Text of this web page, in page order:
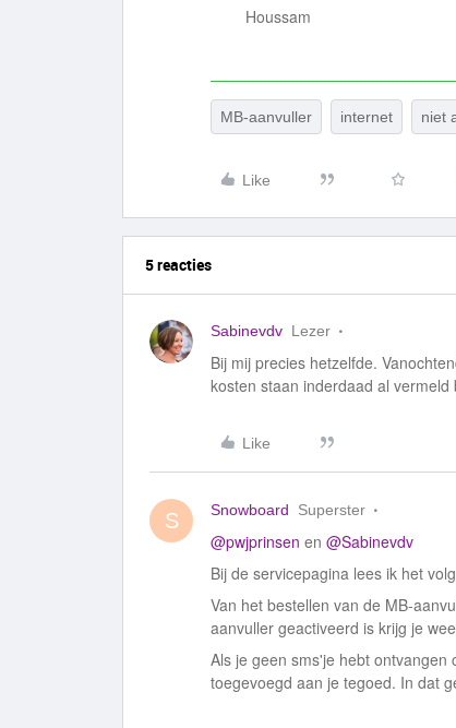
Houssam
MB-aanvuller internet niet
Like
5 reacties
Sabinevdv Lezer
Bij mij precies hetzelfde.
kosten staan inderdaad al vermeld
Like
S Snowboard Superster
@pwjprinsen en @Sabinevdv
Bij de servicepagina lees ik het
Van het bestellen van de MB-
aanvuller geactiveerd is krijg je
Als je geen sms'je hebt
toegevoegd aan je tegoed. In dat